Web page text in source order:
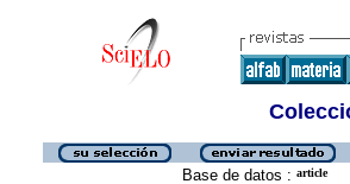
Base de datos : article